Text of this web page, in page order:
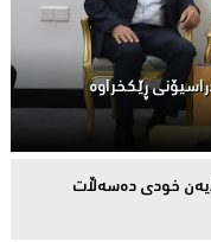
ڕێكخراوە
خودی دەسەڵات